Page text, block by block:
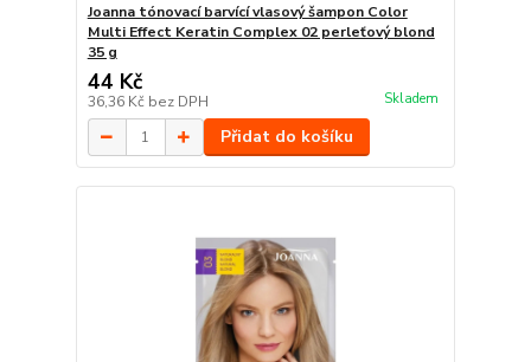
Joanna tónovací barvící vlasový šampon Color
Multi Effect Keratin Complex 02 perleťový blond
35 g
44 Kč
36,36 Kč bez DPH Skladem
Přidat do košíku